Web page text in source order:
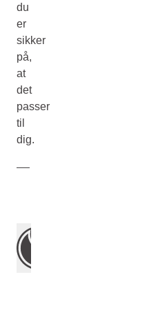
du
er
sikker
på,
at
det
passer
til
dig.